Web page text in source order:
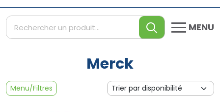
MENU
Merck
Menu/Filtres